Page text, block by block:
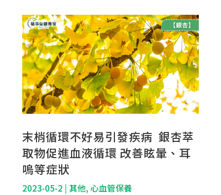
末梢循環不好易引發疾病 銀杏萃
取物促進血液循環 改善眩暈、耳
嗚等症狀
2023-05-2 | 其他, 心血管保養